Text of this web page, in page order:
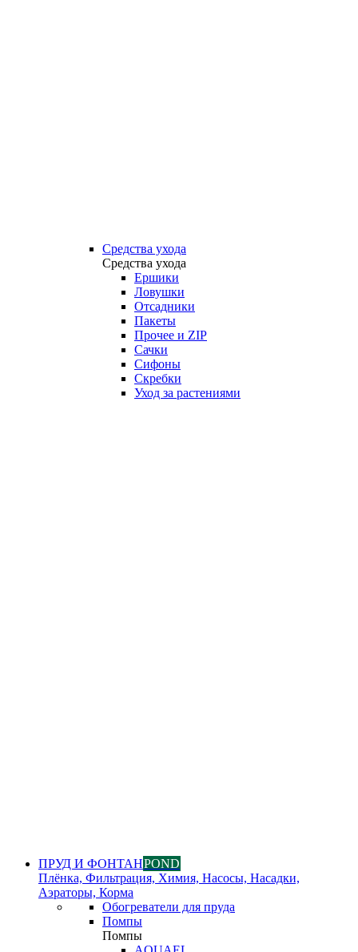
Средства ухода
Средства ухода
Ершики
Ловушки
Отсадники
Пакеты
Прочее и ZIP
Сачки
Сифоны
Скребки
Уход за растениями
ПРУД И ФОНТАНPOND
Плёнка, Фильтрация, Химия, Насосы, Насадки,
Аэраторы, Корма
Обогреватели для пруда
Помпы
Помпы